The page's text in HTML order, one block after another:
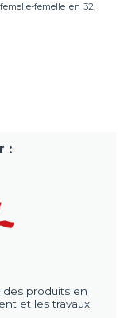
femelle en 32,
:
produits en
et les travaux